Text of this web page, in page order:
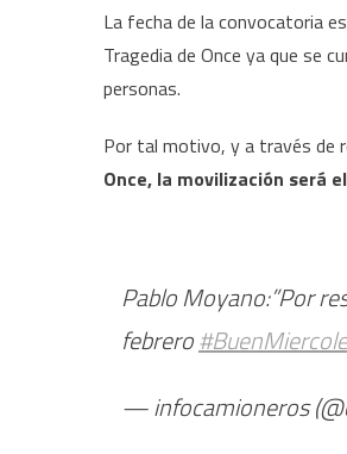
La fecha de la convocatoria
Tragedia de Once ya que se
personas.
Por tal motivo, y a través de
Once, la movilización será
Pablo Moyano:”Por
febrero
— infocamioneros